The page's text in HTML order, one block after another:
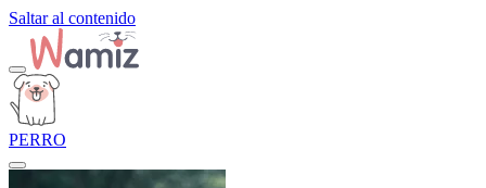
Saltar al contenido
PERRO